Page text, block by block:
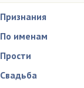
Признания
По именам
Прости
Свадьба